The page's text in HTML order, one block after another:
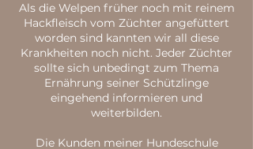
Als die Welpen früher noch mit reinem
Hackfleisch vom Züchter angefüttert
worden sind kannten wir all diese
Krankheiten noch nicht. Jeder Züchter
sollte sich unbedingt zum Thema
Ernährung seiner Schützlinge
eingehend informieren und
weiterbilden.
Die Kunden meiner Hundeschule